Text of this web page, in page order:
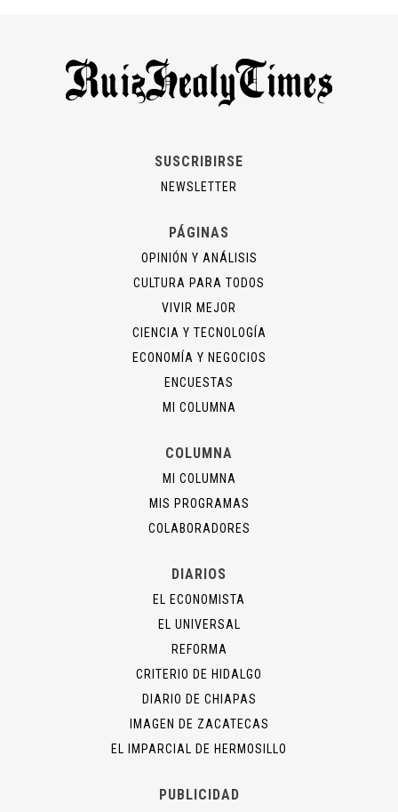
SUSCRIBIRSE
NEWSLETTER
PÁGINAS
OPINIÓN Y ANÁLISIS
CULTURA PARA TODOS
VIVIR MEJOR
CIENCIA Y TECNOLOGÍA
ECONOMÍA Y NEGOCIOS
ENCUESTAS
MI COLUMNA
COLUMNA
MI COLUMNA
MIS PROGRAMAS
COLABORADORES
DIARIOS
EL ECONOMISTA
EL UNIVERSAL
REFORMA
CRITERIO DE HIDALGO
DIARIO DE CHIAPAS
IMAGEN DE ZACATECAS
EL IMPARCIAL DE HERMOSILLO
PUBLICIDAD